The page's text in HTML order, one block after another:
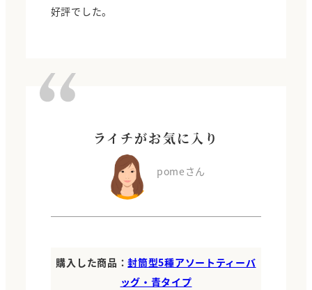
好評でした。
ライチがお気に入り
pomeさん
購入した商品：封筒型5種アソートティーバ
ッグ・青タイプ